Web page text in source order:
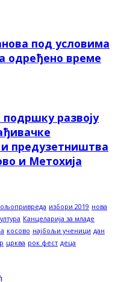
под условима
одређено време
развоју
предузетништва
и Метохија
избори 2019 нова
Канцеларија за младе
косово најбољи ученици дан
црква рок фест деца